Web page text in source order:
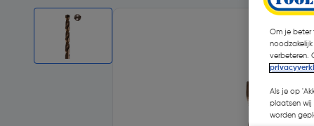
Om je beter
verbeteren.
Als je op
plaatsen wij
worden